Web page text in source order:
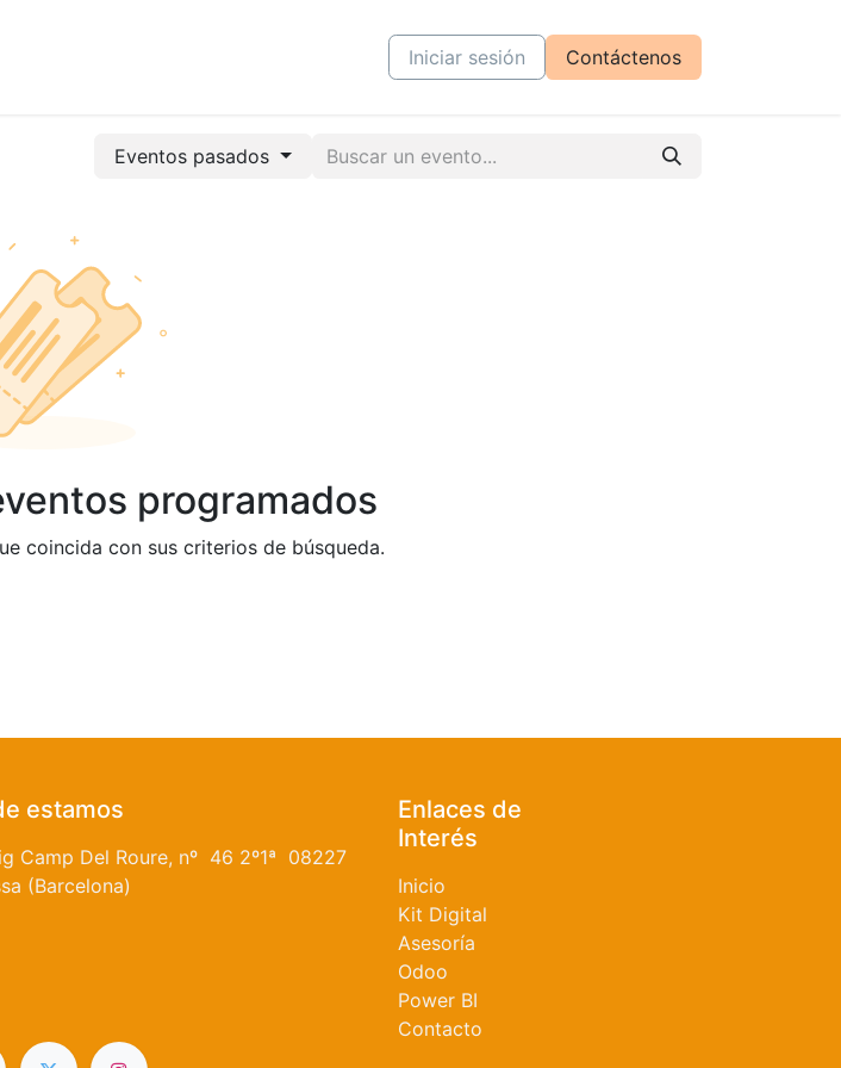
CursosIniciar sesión Contáctenos
Eventos pasados
programados
coincida con sus criterios de búsqueda.
estamos
Camp Del Roure, nº 46 2º1ª 08227
(Barcelona)
Enlaces de
Interés
Inicio
Kit Digital
Asesoría
Odoo
Power BI
Contacto